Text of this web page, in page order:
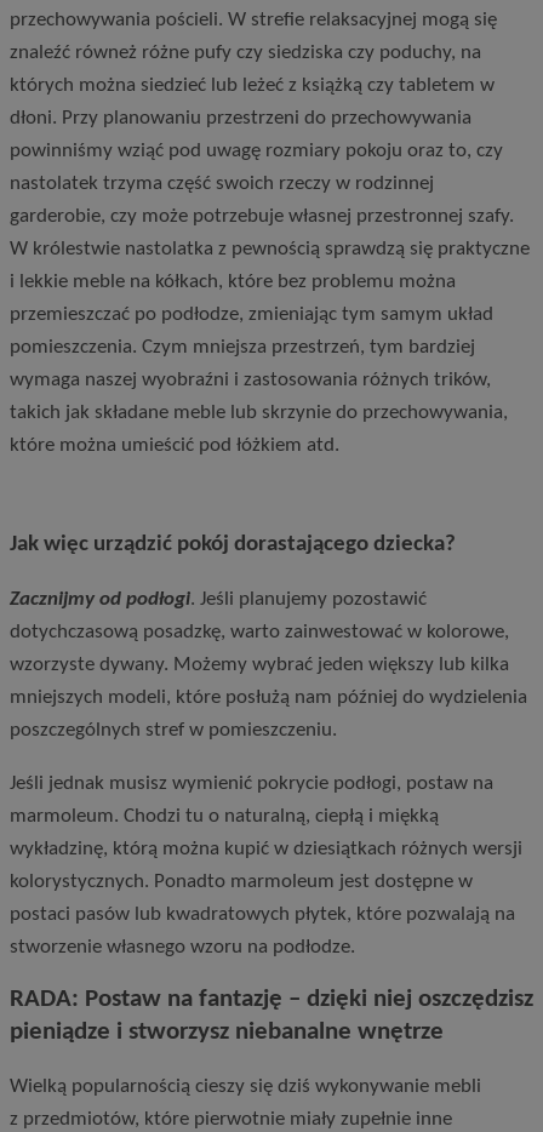
przechowywania pościeli. W strefie relaksacyjnej mogą się
znaleźć równeż różne pufy czy siedziska czy poduchy, na
których można siedzieć lub leżeć z książką czy tabletem w
dłoni. Przy planowaniu przestrzeni do przechowywania
powinniśmy wziąć pod uwagę rozmiary pokoju oraz to, czy
nastolatek trzyma część swoich rzeczy w rodzinnej
garderobie, czy może potrzebuje własnej przestronnej szafy.
W królestwie nastolatka z pewnością sprawdzą się praktyczne
i lekkie meble na kółkach, które bez problemu można
przemieszczać po podłodze, zmieniając tym samym układ
pomieszczenia. Czym mniejsza przestrzeń, tym bardziej
wymaga naszej wyobraźni i zastosowania różnych trików,
takich jak składane meble lub skrzynie do przechowywania,
które można umieścić pod łóżkiem atd.
Jak więc urządzić pokój dorastającego dziecka?
Zacznijmy od podłogi. Jeśli planujemy pozostawić
dotychczasową posadzkę, warto zainwestować w kolorowe,
wzorzyste dywany. Możemy wybrać jeden większy lub kilka
mniejszych modeli, które posłużą nam później do wydzielenia
poszczególnych stref w pomieszczeniu.
Jeśli jednak musisz wymienić pokrycie podłogi, postaw na
marmoleum. Chodzi tu o naturalną, ciepłą i miękką
wykładzinę, którą można kupić w dziesiątkach różnych wersji
kolorystycznych. Ponadto marmoleum jest dostępne w
postaci pasów lub kwadratowych płytek, które pozwalają na
stworzenie własnego wzoru na podłodze.
RADA: Postaw na fantazję – dzięki niej oszczędzisz
pieniądze i stworzysz niebanalne wnętrze
Wielką popularnością cieszy się dziś wykonywanie mebli
z przedmiotów, które pierwotnie miały zupełnie inne